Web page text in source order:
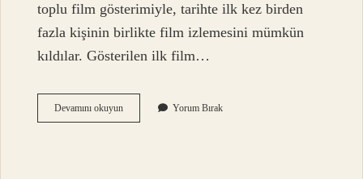
toplu film gösterimiyle, tarihte ilk kez birden
fazla kişinin birlikte film izlemesini mümkün
kıldılar. Gösterilen ilk film…
Devamını okuyunFilmi
Ilk
Yorum Bırak